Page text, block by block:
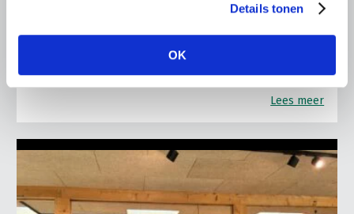
Details tonen
OK
Maarten Goudzwaard (JA21) en beleidsmedewerker
Ronald Oenema op het melkveebedrijf van Jolmer de
Vries in It Heidenskip.
Lees meer